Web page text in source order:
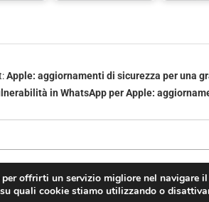
Apple: aggiornamenti di sicurezza per una
in WhatsApp per Apple:
offrirti un servizio migliore nel navigare
quali cookie stiamo utilizzando o